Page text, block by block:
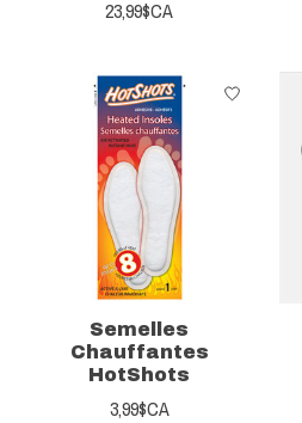
23,99$CA
Semelles
Chauffantes
HotShots
3,99$CA